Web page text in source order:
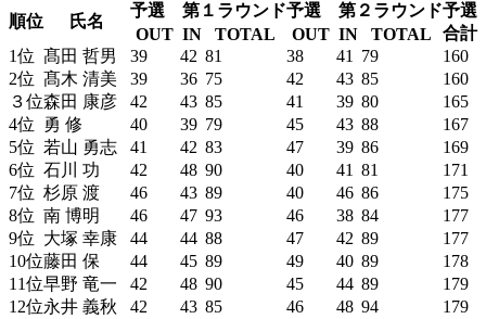
順位 氏名
予選 第１ラウンド予選 第２ラウンド予選
合計
OUT IN TOTAL OUT IN
TOTAL
1位 髙田 哲男 39 42 81 38 41 79
160
2位 髙木 清美 39 36 75 42 43 85
160
３位森田 康彦 42 43 85 41 39 80
165
4位
勇 修 40 39 79 45 43 88
167
5位 若山 勇志 41 42 83 47 39 86
169
6位 石川 功 42 48 90 40 41 81
171
7位 杉原 渡 46 43 89 40 46 86
175
8位 南 博明 46 47 93 46 38 84
177
9位 大塚 幸康 44 44 88 47 42 89
177
10位藤田 保 44 45 89 49 40 89
178
11位早野 竜一 42 48 90 45 44 89
179
12位永井 義秋 42 43 85 46 48 94
179